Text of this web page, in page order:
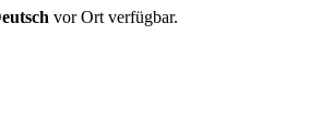
vor Ort verfügbar.